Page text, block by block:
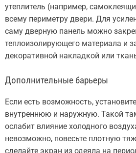
утеплитель (например,
всему периметру двери. Для
саму дверную панель можно
теплоизолирующего материала и
декоративной накладкой или
Дополнительные барьеры
Если есть возможность,
внутреннюю и наружную. Такой
ослабит влияние холодного
невозможно, повесьте плотную
сделайте экран из одеяла на